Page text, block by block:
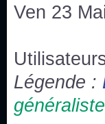
Joyeux Noël !
Bonne
Un peu de
chaines
Ven 23
Légende :